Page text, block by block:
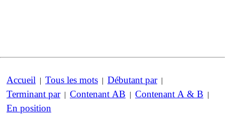
Accueil | Tous les mots | Débutant par|
Terminant par| Contenant AB | Contenant A & B |
En position